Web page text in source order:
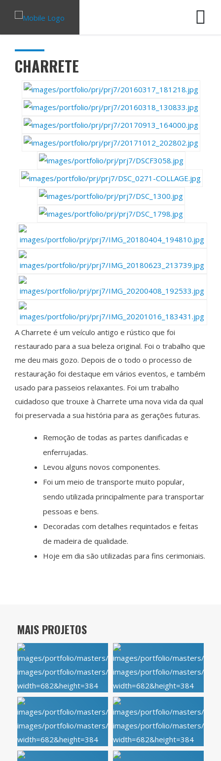
CHARRETE
A Charrete é um veículo antigo e rústico que foi
restaurado para a sua beleza original. Foi o trabalho que
me deu mais gozo. Depois de o todo o processo de
restauração foi destaque em vários eventos, e também
usado para passeios relaxantes. Foi um trabalho
cuidadoso que trouxe à Charrete uma nova vida da qual
foi preservada a sua história para as gerações futuras.
Remoção de todas as partes danificadas e
enferrujadas.
Levou alguns novos componentes.
Foi um meio de transporte muito popular,
sendo utilizada principalmente para transportar
pessoas e bens.
Decoradas com detalhes requintados e feitas
de madeira de qualidade.
Hoje em dia são utilizadas para fins cerimoniais.
MAIS PROJETOS